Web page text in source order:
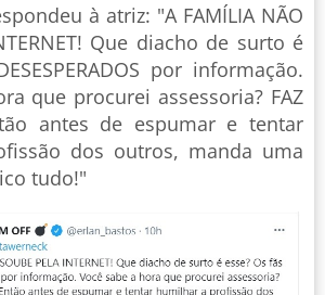
à atriz: "A FAMÍLIA NÃO
Que diacho de surto é
por informação.
que procurei assessoria? FAZ
antes de espumar e tentar
dos outros, manda uma
tudo!"